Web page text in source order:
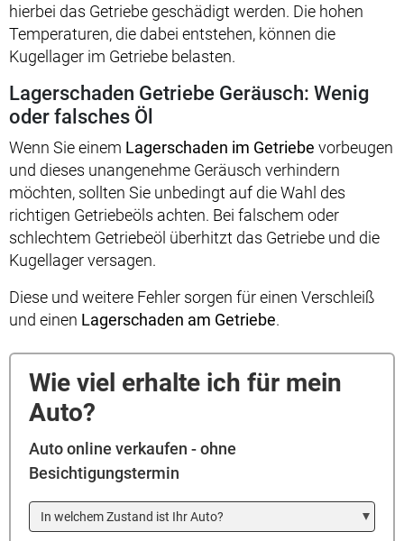
hierbei das Getriebe geschädigt werden. Die hohen
Temperaturen, die dabei entstehen, können die
Kugellager im Getriebe belasten.
Lagerschaden Getriebe Geräusch: Wenig
oder falsches Öl
Wenn Sie einem Lagerschaden im Getriebe vorbeugen
und dieses unangenehme Geräusch verhindern
möchten, sollten Sie unbedingt auf die Wahl des
richtigen Getriebeöls achten. Bei falschem oder
schlechtem Getriebeöl überhitzt das Getriebe und die
Kugellager versagen.
Diese und weitere Fehler sorgen für einen Verschleiß
und einen Lagerschaden am Getriebe.
Wie viel erhalte ich für mein
Auto?
Auto online verkaufen - ohne
Besichtigungstermin
In welchem Zustand ist Ihr Auto?